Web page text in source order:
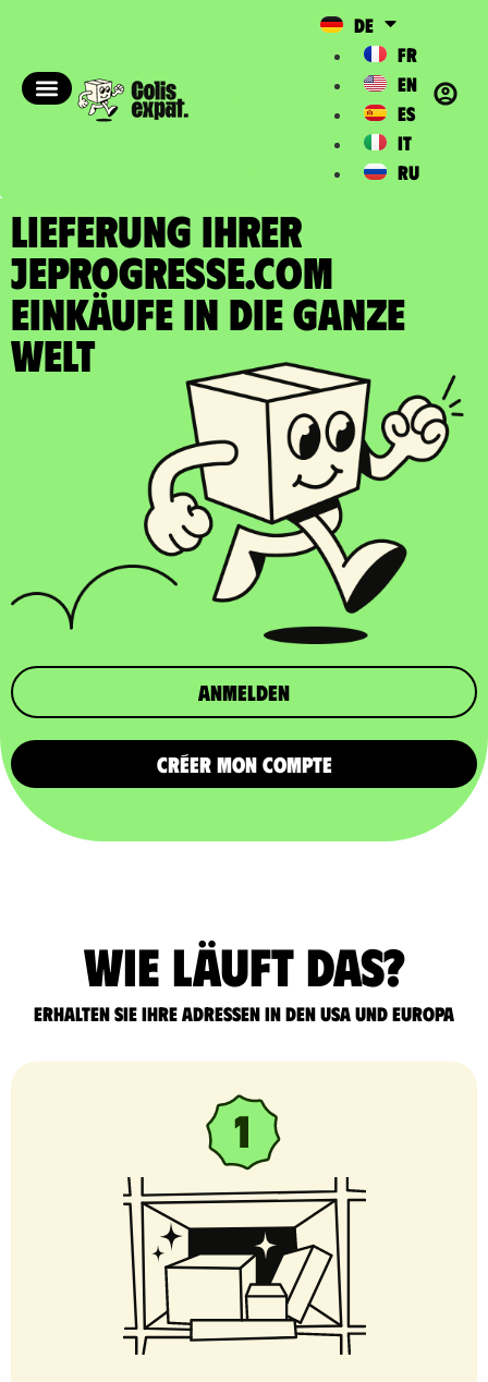
DE
FR
EN
ES
IT
RU
LIEFERUNG IHRER
JEPROGRESSE.COM
EINKÄUFE In die ganze
Welt
Anmelden
CRÉER MON COMPTE
Wie läuft das?
Erhalten Sie Ihre Adressen in den USA und Europa